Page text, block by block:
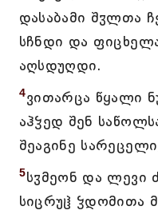
დასაბამი შჳლთა
სჩნდი და
აღსდუღდი.
4ვითარცა წყალი
აჰჴედ შენ
შეაგინე
5სჳმეონ და ლევი
სიცრუჱ ჴდომითა